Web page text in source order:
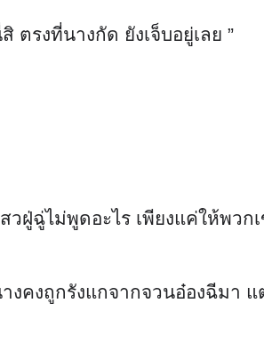
รงที่นางกัด ยังเจ็บอยู่เลย ”
ฝู่ฉู่ไม่พูดอะไร เพียงแค่ให้พว
คงถูกรังแกจากจวนอ๋องฉีมา